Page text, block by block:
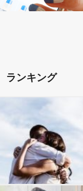
特集
セックスライフ
不倫・だめ男
ランキング